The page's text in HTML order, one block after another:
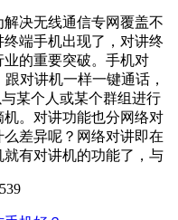
决无线通信专网覆盖不
端手机出现了，对讲终
的重要突破。手机对
跟对讲机一样一键通话，
某个人或某个群组进行
。对讲功能也分网络对
差异呢？网络对讲即在
有对讲机的功能了，与